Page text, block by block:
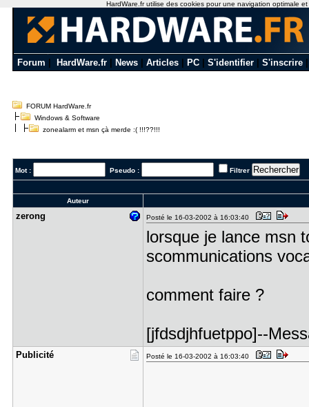
Forum HardWare.fr News Articles PC S'identifier S'inscrire
FORUM HardWare.fr
Windows & Software
zonealarm et msn çà merde :( !!!??!!!
Mot : Pseudo : Filtrer
Auteur
zerong Posté le 16-03-2002 à 16:03:40
lorsque je lance msn
scommunications
comment faire ?
[jfdsdjhfuetppo]--
Publicité Posté le 16-03-2002 à 16:03:40
HardWare.fr utilise des cookies pour une navigation optimale